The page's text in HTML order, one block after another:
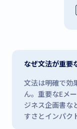
なぜ文法が重要
文法は明確で効
ん。重要なEメ
ジネス企画書な
すさとインパク